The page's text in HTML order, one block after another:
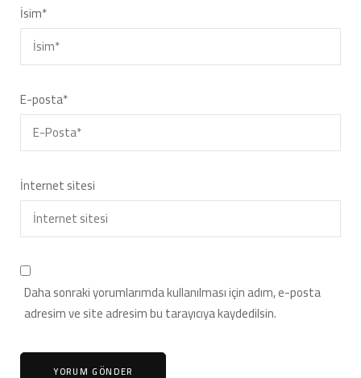
İsim*
E-posta*
İnternet sitesi
Daha sonraki yorumlarımda kullanılması için adım, e-posta
adresim ve site adresim bu tarayıcıya kaydedilsin.